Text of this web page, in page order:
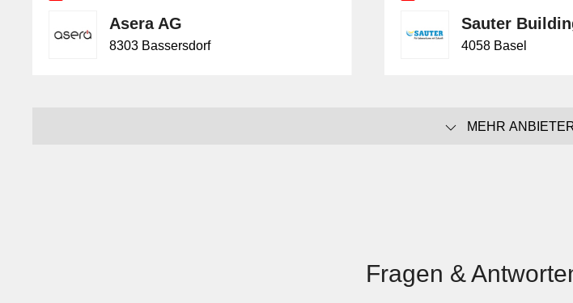
Asera AG
8303 Bassersdorf 4058 Basel
MEHR
Fragen &